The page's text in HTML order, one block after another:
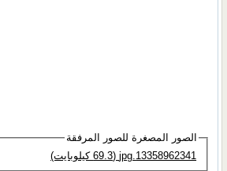
الصور المصغرة للصور المرفقة
13358962341.jpg‏ (69.3 كيلوبايت)